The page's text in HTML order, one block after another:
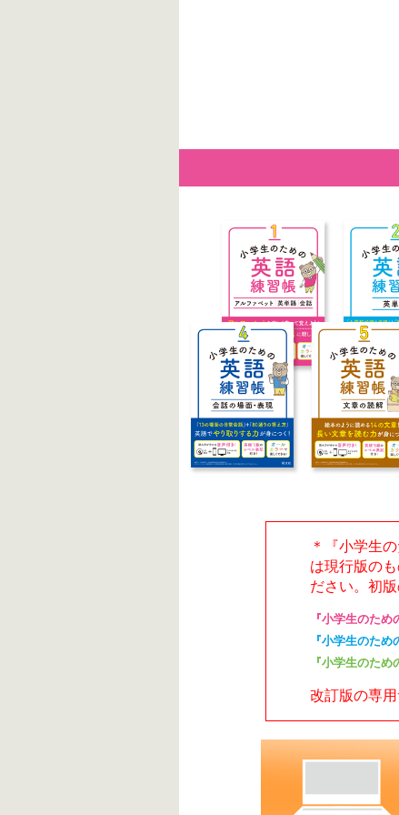
＊『小学生
は現行版の
ださい。初
『小学生のた
『小学生のため
『小学生のた
改訂版の専